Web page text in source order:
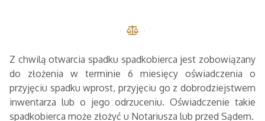
Z chwilą otwarcia spadku spadkobierca jest zobowiązany
do złożenia w terminie 6 miesięcy oświadczenia o
przyjęciu spadku wprost, przyjęciu go z dobrodziejstwem
inwentarza lub o jego odrzuceniu. Oświadczenie takie
spadkobierca może złożyć u Notariusza lub przed Sądem.